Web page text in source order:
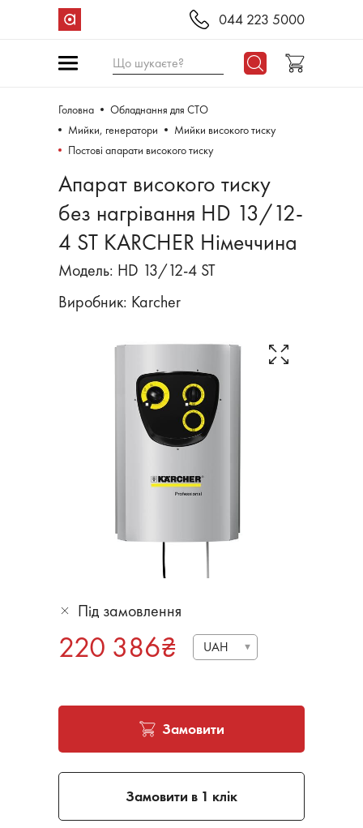
044 223 5000
Що шукаєте?
Головна
Обладнання для СТО
Мийки, генератори
Мийки високого тиску
Постові апарати високого тиску
Апарат високого тиску
без нагрівання HD 13/12-
4 ST KARCHER Німеччина
Модель: HD 13/12-4 ST
Виробник: Karcher
Під замовлення
220 386₴ UAH
Замовити
Замовити в 1 клік